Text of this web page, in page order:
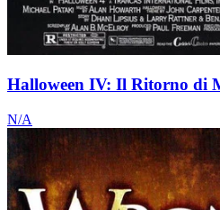
Halloween IV: Il Ritorno di
N/A